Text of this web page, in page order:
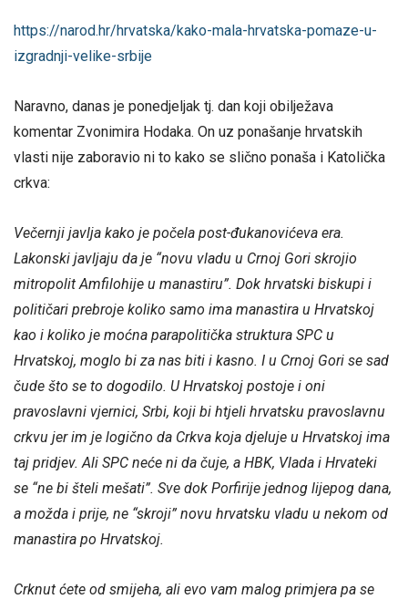
https://narod.hr/hrvatska/kako-mala-hrvatska-pomaze-u-
izgradnji-velike-srbije
Naravno, danas je ponedjeljak tj. dan koji obilježava
komentar Zvonimira Hodaka. On uz ponašanje hrvatskih
vlasti nije zaboravio ni to kako se slično ponaša i Katolička
crkva:
Večernji javlja kako je počela post-đukanovićeva era.
Lakonski javljaju da je “novu vladu u Crnoj Gori skrojio
mitropolit Amfilohije u manastiru”. Dok hrvatski biskupi i
političari prebroje koliko samo ima manastira u Hrvatskoj
kao i koliko je moćna parapolitička struktura SPC u
Hrvatskoj, moglo bi za nas biti i kasno. I u Crnoj Gori se sad
čude što se to dogodilo. U Hrvatskoj postoje i oni
pravoslavni vjernici, Srbi, koji bi htjeli hrvatsku pravoslavnu
crkvu jer im je logično da Crkva koja djeluje u Hrvatskoj ima
taj pridjev. Ali SPC neće ni da čuje, a HBK, Vlada i Hrvateki
se “ne bi šteli mešati”. Sve dok Porfirije jednog lijepog dana,
a možda i prije, ne “skroji” novu hrvatsku vladu u nekom od
manastira po Hrvatskoj.
Crknut ćete od smijeha, ali evo vam malog primjera pa se